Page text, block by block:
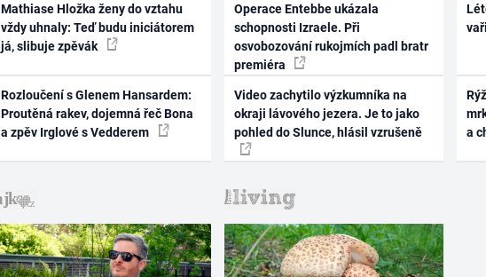
Mathiase Hložka ženy do vztahu
vždy uhnaly: Teď budu iniciátorem
já, slibuje zpěvák
Rozloučení s Glenem Hansardem:
Proutěná rakev, dojemná řeč Bona
a zpěv Irglové s Vedderem
Operace Entebbe ukázala
schopnosti Izraele. Při
osvobozování rukojmích padl bratr
premiéra
Video zachytilo výzkumníka na
okraji lávového jezera. Je to jako
pohled do Slunce, hlásil vzrušeně
a